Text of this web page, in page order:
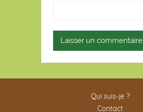
Qui suis-je ?
Contact